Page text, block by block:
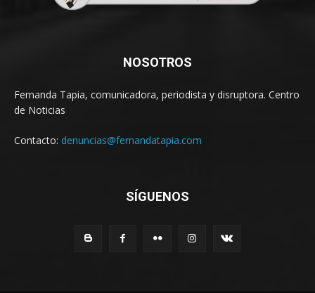
NOSOTROS
Fernanda Tapia, comunicadora, periodista y disruptora. Centro
de Noticias
Contacto: denuncias@fernandatapia.com
SÍGUENOS